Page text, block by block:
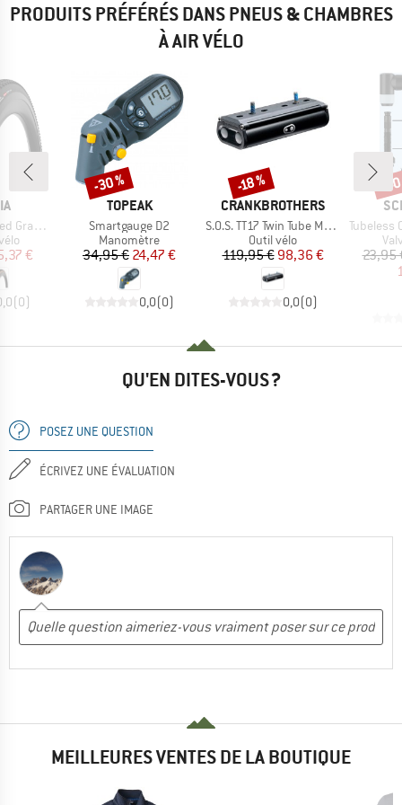
PRODUITS PRÉFÉRÉS DANS PNEUS & CHAMBRES
À AIR VÉLO
622) Fold.
réduit
€
(0)
MARQUE
TOPEAK
Article
Smartgauge D2
Product group
Manomètre
Prix
34,95 €Prix réduit
24,47 €
0,0(0)
Remise
-30 %
MARQUE
CRANKBROTHERS
Article
S.O.S. TT17 Twin Tube Multitool
Product group
Outil vélo
Prix
119,95 €Prix réduit
98,36 €
0,0(0)
Remise
-18 %
Article
Tubeless Clik
23,95
-
QU'EN DITES-VOUS ?
POSEZ UNE QUESTION
ÉCRIVEZ UNE ÉVALUATION
PARTAGER UNE IMAGE
MEILLEURES VENTES DE LA BOUTIQUE